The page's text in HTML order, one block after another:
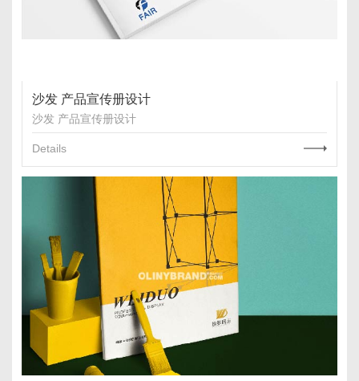
沙发 产品宣传册设计
沙发 产品宣传册设计
Details